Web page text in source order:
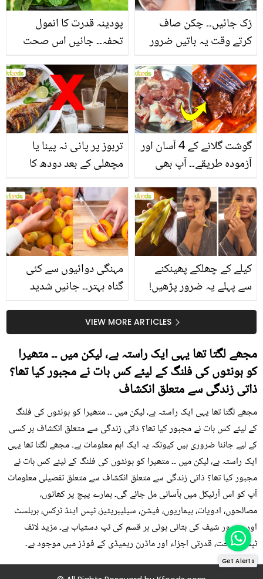
پودینہ قدرت کا انمول
تحفہ۔۔ جانیں اس صحت
انگیز طبی فوائد
رُک جائیں۔۔ چکن صاف
کرتے وقت یہ باتیں ضرور
تربوز پر پانی نہ پینا یا
مچھلی کے بعد دودھ کا
سے متعلق غلط فہمیوں کی
حقیقت کیا ہے اور افواہ
کیا؟
گوشت گلانے کے 4 آسان اور
آزمودہ طریقے۔۔ آپ بھی
بتائے راز
مہنگی دوائیوں سے کئی
گناہ بہتر۔۔ جانیں شدید
کیوں کھانا چاہیے؟
کیلے کے چھلکے پھینکنے
سے پہلے یہ ضرور پڑھیں!
سستا اور قدرتی حلVIEW MORE ARTICLES
مجھے لگتا تھا یہی ایک راستہ ہے، لیکن میں ۔۔ متھیرا
کو ہونٹوں کی فلنگ کے لیئے کس بات نے مجبور کیا تھا؟
ذاتی زندگی سے متعلق انکشاف
مجھے لگتا تھا یہی ایک راستہ ہے، لیکن میں ۔۔ متھیرا کو ہونٹوں کی فلنگ
کے لیئے کس بات نے مجبور کیا تھا؟ ذاتی زندگی سے متعلق انکشاف ہر کسی
کے لیے جاننا ضروری ہیں کیونکہ یہ ایک اہم معلومات ہے۔ مجھے لگتا تھا یہی
ایک راستہ ہے، لیکن میں ۔۔ متھیرا کو ہونٹوں کی فلنگ کے لیئے کس بات نے
مجبور کیا تھا؟ ذاتی زندگی سے متعلق انکشاف سے متعلق تفصیلی معلومات
آپ کو اس آرٹیکل میں بآسانی مل جائے گی۔ ہمارے پیج پر کھانوں،
مصالحوں، ادویات، بیماریوں، فیشن، سیلیبریٹیز، ٹپس اینڈ ٹرکس، ہربلسٹ
اور مشہور شیف کی بتائی ہوئی ہر قسم کی ٹپ دستیاب ہے۔ مزید لائف
ٹپس، صحت، قدرتی اجزاء اور ماڈرن ریمیڈی کے فوڈز میں موجود ہے۔
Get Alerts